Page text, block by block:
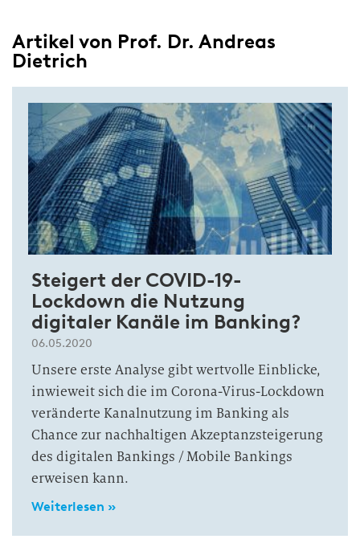
Artikel von Prof. Dr. Andreas
Dietrich
Steigert der COVID-19-
Lockdown die Nutzung
digitaler Kanäle im Banking?
06.05.2020
Unsere erste Analyse gibt wertvolle Einblicke,
inwieweit sich die im Corona-Virus-Lockdown
veränderte Kanalnutzung im Banking als
Chance zur nachhaltigen Akzeptanzsteigerung
des digitalen Bankings / Mobile Bankings
erweisen kann.
Weiterlesen »